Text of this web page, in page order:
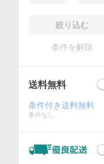
絞り込む
条件を解除
送料無料
条件付き送料無料
条件なし